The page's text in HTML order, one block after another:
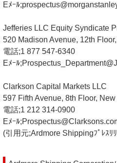
Eﾒｰﾙ
Jefferies LLC Equity Syndicate
520 Madison Avenue, 12th
電話;1 877 547-6340
Eﾒｰﾙ
Clarkson Capital Markets LLC
597 Fifth Avenue, 8th Floor,
電話;1 212 314-0900
Eﾒｰﾙ
(引用元;Ardmore Shippingﾌﾟﾚｽﾘ